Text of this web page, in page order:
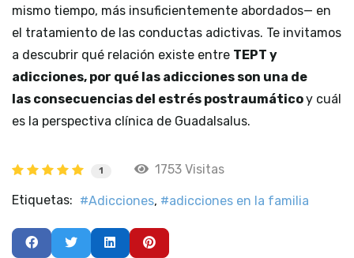
mismo tiempo, más insuficientemente abordados— en
el tratamiento de las conductas adictivas. Te invitamos
a descubrir qué relación existe entre TEPT y
adicciones, por qué las adicciones son una de
las consecuencias del estrés postraumáticoy cuál
es la perspectiva clínica de Guadalsalus.
1 1753 Visitas
Etiquetas: Adicciones adicciones en la familia